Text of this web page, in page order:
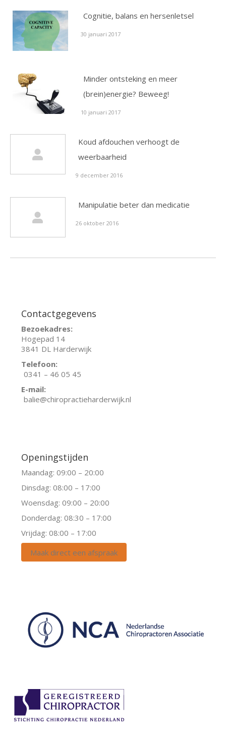
Cognitie, balans en hersenletsel
30 januari 2017
Minder ontsteking en meer
(brein)energie? Beweeg!
10 januari 2017
Koud afdouchen verhoogt de
weerbaarheid
9 december 2016
Manipulatie beter dan medicatie
26 oktober 2016
Contactgegevens
Bezoekadres:
Hogepad 14
3841 DL Harderwijk
Telefoon:
0341 – 46 05 45
E-mail:
balie@chiropractieharderwijk.nl
Openingstijden
Maandag: 09:00 – 20:00
Dinsdag: 08:00 – 17:00
Woensdag: 09:00 – 20:00
Donderdag: 08:30 – 17:00
Vrijdag: 08:00 – 17:00
Maak direct een afspraak